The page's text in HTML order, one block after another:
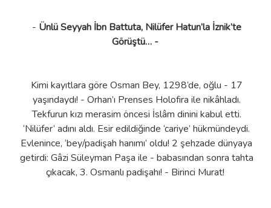
- Ünlü Seyyah İbn Battuta, Nilüfer Hatun’la İznik’te
Görüştü… -
Kimi kayıtlara göre Osman Bey, 1298’de, oğlu - 17
yaşındaydı! - Orhan’ı Prenses Holofira ile nikâhladı.
Tekfurun kızı merasim öncesi İslâm dinini kabul etti.
‘Nilüfer’ adını aldı. Esir edildiğinde ‘cariye’ hükmündeydi.
Evlenince, ‘bey/padişah hanımı’ oldu! 2 şehzade dünyaya
getirdi: Gâzi Süleyman Paşa ile - babasından sonra tahta
çıkacak, 3. Osmanlı padişahı! - Birinci Murat!